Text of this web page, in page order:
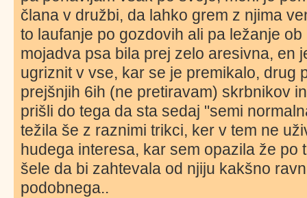
člana v družbi, da lahko grem z njima
to laufanje po gozdovih ali pa ležanje
mojadva psa bila prej zelo aresivna, en
ugriznit v vse, kar se je premikalo, drug
prejšnjih 6ih (ne pretiravam) skrbnikov
prišli do tega da sta sedaj "semi
težila še z raznimi trikci, ker v tem ne
hudega interesa, kar sem opazila že po
šele da bi zahtevala od njiju kakšno
podobnega..